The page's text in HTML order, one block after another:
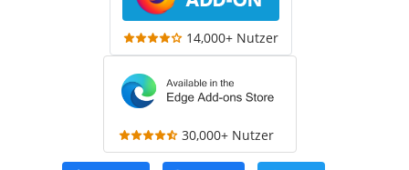
14,000+ Nutzer
30,000+ Nutzer